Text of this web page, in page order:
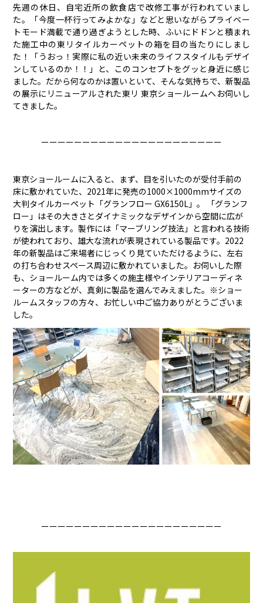
先週の休日、自宅近所の飲食店で改修工事が行われていまし
た。「今度一杯行ってみよかな」などと思いながらプライベー
トモード満載で通り過ぎようとした時、ふいにドドンと積まれ
た施工中の東リタイルカーペットの箱を目の当たりにしまし
た！「うおっ！実際に私の近い未来のライフスタイルもデザイ
ンしているのか！！」と、このコンセプトをグッと身近に感じ
ました。だから何なのかは置いといて、そんな気持ちで、新製品
の展示にリニューアルされた東リ 東京ショールームへお伺いし
てきました。
ーーーーーーーーーーーーーーーーーーーーーー
東京ショールームに入ると、まず、目を引いたのが受付手前の
床に敷かれていた、2021年に発売の1000×1000mmサイズの
大判タイルカーペット「グランフロー GX6150L」。 「グランフ
ロー」はその大きさとダイナミックなデザインから空間に広が
りを演出します。製作には「マーブリング技法」と言われる技術
が使われており、雄大な流れが表現されている製品です。2022
年の新製品はご来場者にじっくり見ていただけるように、左右
の打ち合わせスペース周辺に敷かれていました。お伺いした際
も、ショールーム内では多くの施主様やインテリアコーディネ
ーターの方などが、真剣に製品を選んでみえました。※ショー
ルームスタッフの方々、お忙しい中ご協力ありがとうございま
した。
ーーーーーーーーーーーーーーーーーーーーーー